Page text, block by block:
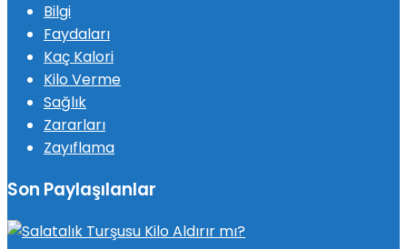
Bilgi
Faydaları
Kaç Kalori
Kilo Verme
Sağlık
Zararları
Zayıflama
Son Paylaşılanlar